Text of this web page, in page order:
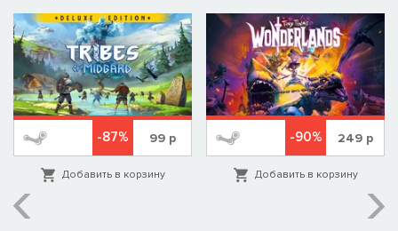
-87% 99р
Добавить в корзину
-90% 249р
Добавить в корзину